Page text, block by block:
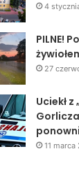
4
PILNE!
27
Uciekł
11 marca